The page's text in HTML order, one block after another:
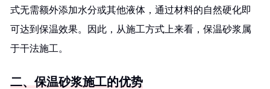
式无需额外添加水分或其他液体，通过材料的自然硬化即
可达到保温效果。因此，从施工方式上来看，保温砂浆属
于干法施工。
二、保温砂浆施工的优势